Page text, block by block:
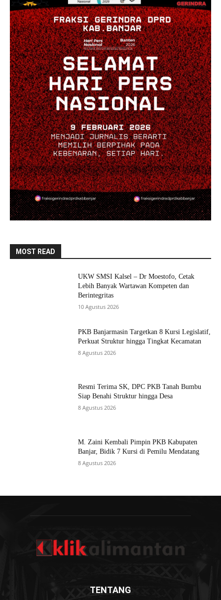
MOST READ
UKW SMSI Kalsel – Dr Moestofo, Cetak
Lebih Banyak Wartawan Kompeten dan
Berintegritas
10 Agustus 2026
PKB Banjarmasin Targetkan 8 Kursi Legislatif,
Perkuat Struktur hingga Tingkat Kecamatan
8 Agustus 2026
Resmi Terima SK, DPC PKB Tanah Bumbu
Siap Benahi Struktur hingga Desa
8 Agustus 2026
M. Zaini Kembali Pimpin PKB Kabupaten
Banjar, Bidik 7 Kursi di Pemilu Mendatang
8 Agustus 2026
TENTANG